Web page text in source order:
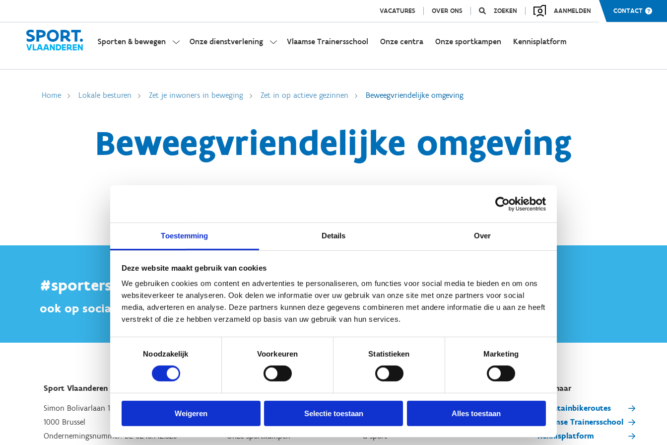
Toestemming Details Over
Deze website maakt gebruik van cookies
We gebruiken cookies om content en advertenties te personaliseren, om functies voor social media te bieden en om ons
websiteverkeer te analyseren. Ook delen we informatie over uw gebruik van onze site met onze partners voor social
media, adverteren en analyse. Deze partners kunnen deze gegevens combineren met andere informatie die u aan ze heeft
verstrekt of die ze hebben verzameld op basis van uw gebruik van hun services.
Toestemmingsselectie
Noodzakelijk
Voorkeuren Statistieken Marketing
Weigeren Selectie toestaan Alles toestaan
VACATURES OVER ONS ZOEKEN AANMELDEN CONTACT
Sporten & bewegen Onze dienstverlening Vlaamse Trainersschool Onze centra Onze sportkampen Kennisplatform
Home Lokale besturen Zet je inwoners in beweging Zet in op actieve gezinnen Beweegvriendelijke omgeving
Beweegvriendelijke omgeving
#sportersbelevenmeer
ook op sociale media
Sport Vlaanderen Hoofdzetel
Simon Bolivarlaan 17
1000 Brussel
Ondernemingsnummer: BE 0248.142.826
Wie zijn we, wat doen we
Onze sportkampen
G-sport
Snel naar
Mountainbikeroutes
Vlaamse Trainersschool
Kennisplatform